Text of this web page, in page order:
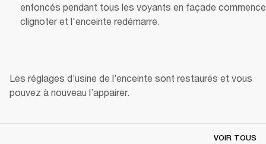
enfoncés pendant tous les voyants en façade
clignoter et l'enceinte redémarre.
Les réglages d’usine de l’enceinte sont restaurés et vous
pouvez à nouveau l’appairer.
VOIR TOUS